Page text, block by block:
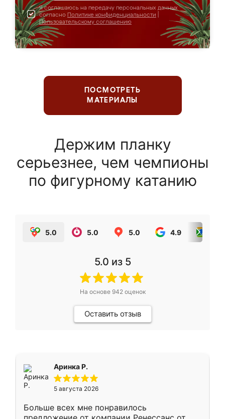
Я соглашаюсь на передачу персональных данных
согласно Политике конфиденциальности
Пользовательскому соглашению
ПОСМОТРЕТЬ
МАТЕРИАЛЫ
Держим планку
серьезнее, чем чемпионы
по фигурному катанию
5.0 5.0 5.0 4.9
5.0 из 5
На основе 942оценок
Оставить отзыв
Аринка Р.
5 августа 2026
Больше всех мне понравилось